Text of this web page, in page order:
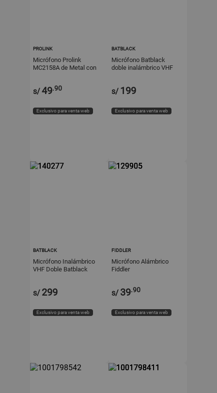
PROLINK
Micrófono Prolink
MC2158A de Metal con
s/49.90
Exclusivo para venta web
BATBLACK
Micrófono Batblack
doble inalámbrico VHF
s/ 199
Exclusivo para venta web
BATBLACK
Micrófono Inalámbrico
VHF Doble Batblack
s/ 299
Exclusivo para venta web
FIDDLER
Micrófono Alámbrico
Fiddler
s/ 39.90
Exclusivo para venta web